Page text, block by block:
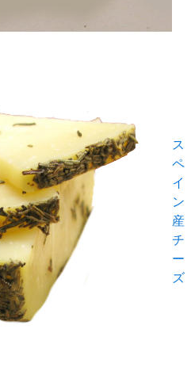
ス
ペ
イ
ン
産
チ
ー
ズ